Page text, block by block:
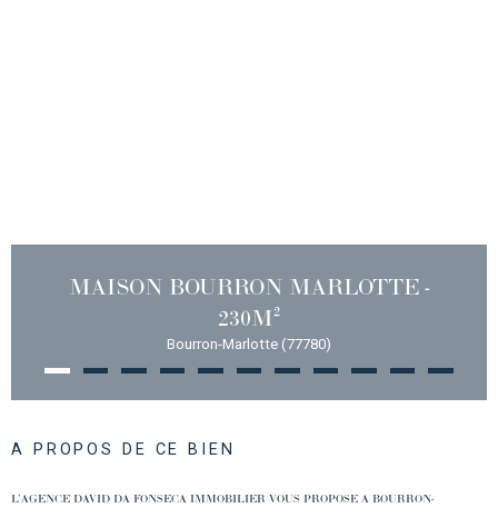
MAISON BOURRON MARLOTTE -
230M²
Bourron-Marlotte (77780)
A PROPOS DE CE BIEN
L’AGENCE DAVID DA FONSECA IMMOBILIER VOUS PROPOSE A BOURRON-